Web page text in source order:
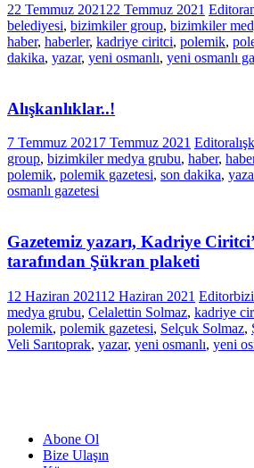
22 Temmuz 2021 22 Temmuz 2021 Editor
belediyesi, bizimkiler group, bizimkiler
haber, haberler, kadriye ciritci, polemik,
dakika, yazar, yeni osmanlı, yeni osmanlı
Alışkanlıklar..!
7 Temmuz 2021 7 Temmuz 2021 Editor
group, bizimkiler medya grubu, haber,
polemik, polemik gazetesi, son dakika,
osmanlı gazetesi
Gazetemiz yazarı, Kadriye
tarafından Şükran plaketi
12 Haziran 202112 Haziran 2021 Editor
medya grubu, Celalettin Solmaz, kadriye
polemik, polemik gazetesi, Selçuk Solmaz,
Veli Sarıtoprak, yazar, yeni osmanlı, yeni
Abone Ol
Bize Ulaşın